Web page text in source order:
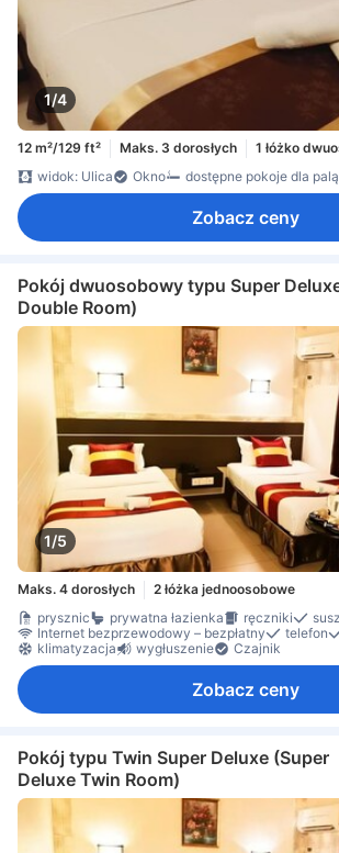
1/4
12 m²/129 ft² Maks. 3 dorosłych
1 łóżko
widok: Ulica
Okno dostępne pokoje dla
Zobacz ceny
Pokój dwuosobowy typu Super
Double Room)
1/5
Maks. 4 dorosłych
2 łóżka jednoosobowe
prysznic
prywatna łazienka ręczniki
Internet bezprzewodowy – bezpłatny
telefon
klimatyzacja
wygłuszenie Czajnik
Zobacz ceny
Pokój typu Twin Super Deluxe (Super
Deluxe Twin Room)